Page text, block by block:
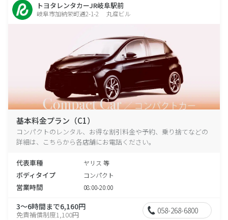
トヨタレンタカーJR岐阜駅前
岐阜市加納栄町通2-1-2 丸産ビル
基本料金プラン（C1）
コンパクトのレンタル、お得な割引料金や予約、乗り捨てなどの
詳細は、こちらから各店舗にお電話ください。
代表車種 ヤリス 等
ボディタイプ コンパクト
営業時間 08:00-20:00
3～6時間まで6,160円
免責補償制度1,100円 058-268-6800